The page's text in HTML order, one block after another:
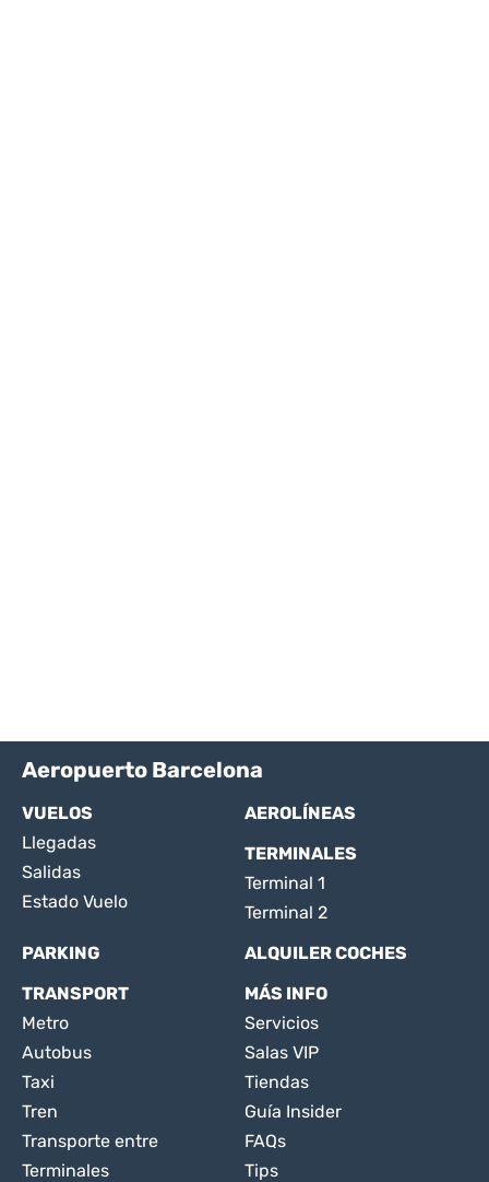
Aeropuerto Barcelona
VUELOS
Llegadas
Salidas
Estado Vuelo
AEROLÍNEAS
TERMINALES
Terminal 1
Terminal 2
PARKING
ALQUILER COCHES
TRANSPORT
Metro
Autobus
Taxi
Tren
Transporte entre
Terminales
MÁS INFO
Servicios
Salas VIP
Tiendas
Guía Insider
FAQs
Tips